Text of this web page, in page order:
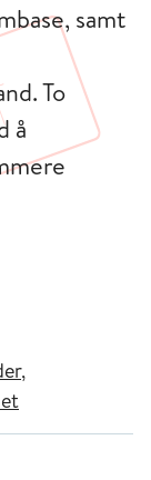
samt
To
å